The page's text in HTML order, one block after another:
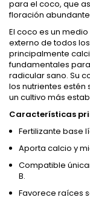
para el coco, que
floración
El coco es un
externo de todos
principalmente
fundamentales
radicular sano. Su
los nutrientes estén
un cultivo más
Características
Fertilizante base
Aporta calcio y
Compatible
B.
Favorece raíces